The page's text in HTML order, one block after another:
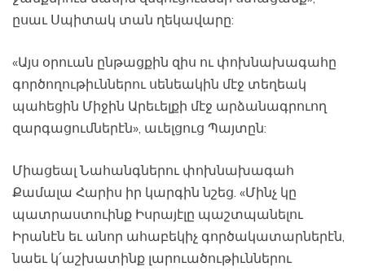
ըսաւ Սպիտակ տան ղեկավարը:
«Այս օրուան ընթացքին զիս ու փոխնախագահը
գործողութիւններու սենեակին մէջ տեղեակ
պահեցին Միջին Արեւելքի մէջ արձանագրուող
զարգացումներէն», աւելցուց Պայտըն:
Միացեալ Նահանգներու փոխնախագահ
Քամալա Հարիս իր կարգին նշեց. «Մինչ կը
պատրաստուինք Իսրայէլը պաշտպանելու
Իրանէն եւ անոր ահաբեկիչ գործակատարներէն,
նաեւ կ՛աշխատինք լարուածութիւններու